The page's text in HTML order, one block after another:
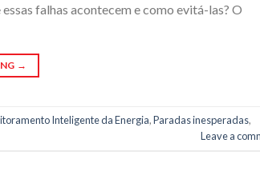
falhas acontecem e como evitá-las? O
→
Inteligente da Energia,Paradas inesperadas,
Leave a